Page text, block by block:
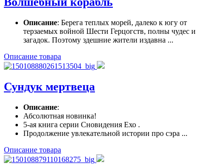
Описание: Берега теплых морей, далеко к югу от
терзаемых войной Шести Герцогств, полны чудес и
загадок. Поэтому здешние жители издавна ...
Описание товара
Сундук мертвеца
Описание:
Абсолютная новинка!
5-ая книга серии Сновидения Ехо .
Продолжение увлекательной истории про сэра ...
Описание товара